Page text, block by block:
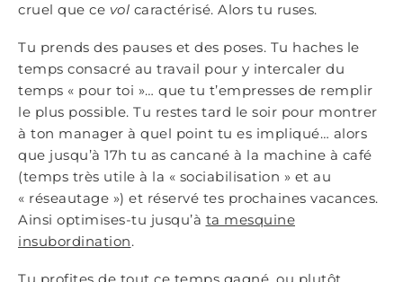
cruel que ce vol caractérisé. Alors tu ruses.
Tu prends des pauses et des poses. Tu haches le
temps consacré au travail pour y intercaler du
temps « pour toi »… que tu t’empresses de remplir
le plus possible. Tu restes tard le soir pour montrer
à ton manager à quel point tu es impliqué… alors
que jusqu’à 17h tu as cancané à la machine à café
(temps très utile à la « sociabilisation » et au
« réseautage ») et réservé tes prochaines vacances.
Ainsi optimises-tu jusqu’à ta mesquine
insubordination.